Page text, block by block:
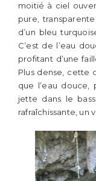
moitié à ciel
pure,
d’un bleu
C’est de l’eau
profitant d’une
Plus dense, cette
que l’eau douce,
jette dans le
rafraîchissante, un